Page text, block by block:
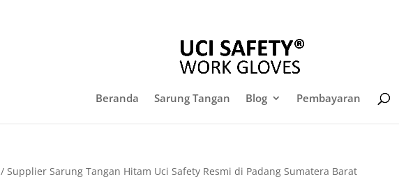
Beranda Sarung Tangan Blog Pembayaran
/ Supplier Sarung Tangan Hitam Uci Safety Resmi di Padang Sumatera Barat